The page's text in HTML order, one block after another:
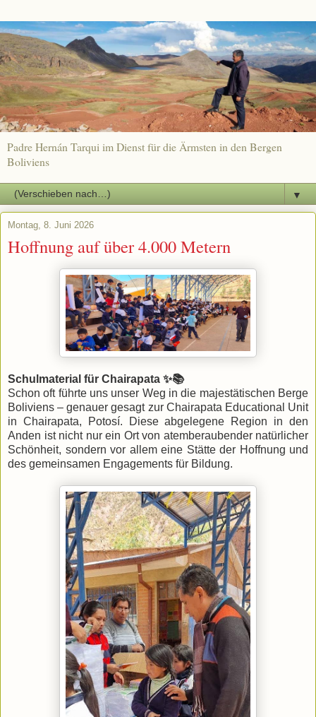
Padre Hernán Tarqui im Dienst für die Ärmsten in den Bergen
Boliviens
▼
Montag, 8. Juni 2026
Hoffnung auf über 4.000 Metern
Schulmaterial für Chairapata ✨📚
Schon oft führte uns unser Weg in die majestätischen Berge
Boliviens – genauer gesagt zur Chairapata Educational Unit
in Chairapata, Potosí. Diese abgelegene Region in den
Anden ist nicht nur ein Ort von atemberaubender natürlicher
Schönheit, sondern vor allem eine Stätte der Hoffnung und
des gemeinsamen Engagements für Bildung.